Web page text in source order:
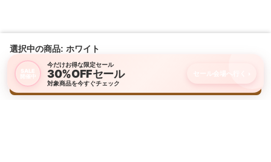
SALE
開催中
今だけお得な限定セール
30%OFFセール
対象商品を今すぐチェック
セール会場へ行く
選択中の商品: ホワイト
購入画面に進む